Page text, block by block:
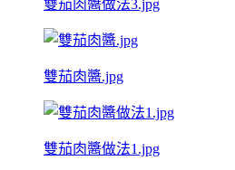
雙茄肉醬做法3.jpg
雙茄肉醬.jpg
雙茄肉醬做法1.jpg